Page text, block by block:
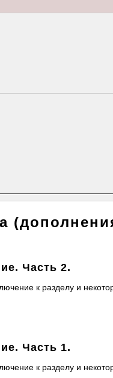
Часть 2.
к разделу и
Часть 1.
к разделу и